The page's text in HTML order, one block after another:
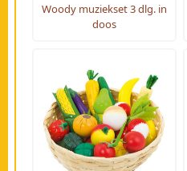
Woody muziekset 3 dlg. in
doos